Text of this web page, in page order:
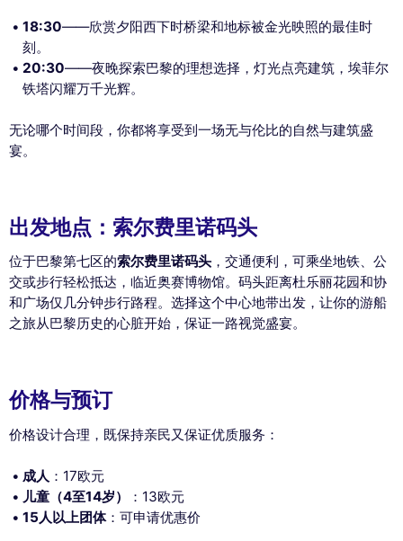
This website uses
cookies
18:30——欣赏夕阳西下时桥梁和地标被金光映照的最佳时
刻。
20:30——夜晚探索巴黎的理想选择，灯光点亮建筑，埃菲尔
铁塔闪耀万千光辉。
无论哪个时间段，你都将享受到一场无与伦比的自然与建筑盛
宴。
出发地点：索尔费里诺码头
位于巴黎第七区的索尔费里诺码头 ，交通便利，可乘坐地铁、公
交或步行轻松抵达，临近奥赛博物馆。码头距离杜乐丽花园和协
和广场仅几分钟步行路程。选择这个中心地带出发，让你的游船
之旅从巴黎历史的心脏开始，保证一路视觉盛宴。
价格与预订
价格设计合理，既保持亲民又保证优质服务：
成人 ：17欧元
儿童（4至14岁）
：13欧元
15人以上团体：可申请优惠价